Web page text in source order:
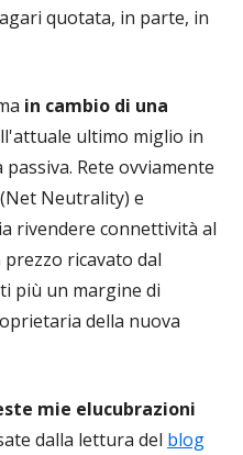
quotata, in parte, in
in cambio di una
ultimo miglio in
Rete ovviamente
(Net Neutrality) e
rivendere connettività al
ricavato dal
più un margine di
della nuova
mie elucubrazioni
dalla lettura del blog